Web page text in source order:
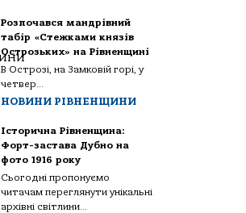
Розпочався мандрівний
табір «Стежками князів
Острозьких» на Рівненщині
В Острозі, на Замковій горі, у
четвер...
НОВИНИ РІВНЕНЩИНИ
Історична Рівненщина:
Форт-застава Дубно на
фото 1916 року
Сьогодні пропонуємо
читачам переглянути унікальні
архівні світлини...